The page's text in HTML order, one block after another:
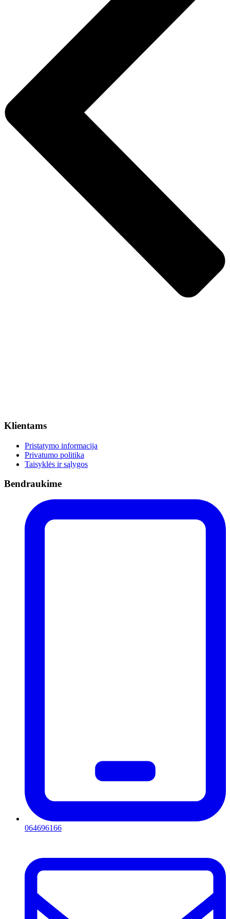
Klientams
Pristatymo informacija
Privatumo politika
Taisyklės ir sąlygos
Bendraukime
064696166